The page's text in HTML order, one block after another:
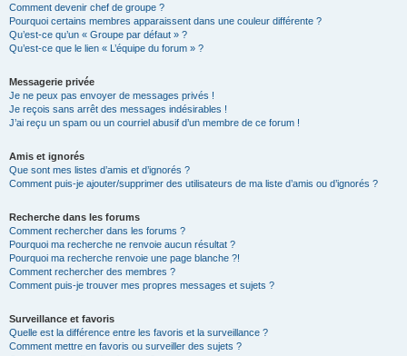
Comment devenir chef de groupe ?
Pourquoi certains membres apparaissent dans une couleur différente ?
Qu’est-ce qu’un « Groupe par défaut » ?
Qu’est-ce que le lien « L’équipe du forum » ?
Messagerie privée
Je ne peux pas envoyer de messages privés !
Je reçois sans arrêt des messages indésirables !
J’ai reçu un spam ou un courriel abusif d’un membre de ce forum !
Amis et ignorés
Que sont mes listes d’amis et d’ignorés ?
Comment puis-je ajouter/supprimer des utilisateurs de ma liste d’amis ou d’ignorés ?
Recherche dans les forums
Comment rechercher dans les forums ?
Pourquoi ma recherche ne renvoie aucun résultat ?
Pourquoi ma recherche renvoie une page blanche ?!
Comment rechercher des membres ?
Comment puis-je trouver mes propres messages et sujets ?
Surveillance et favoris
Quelle est la différence entre les favoris et la surveillance ?
Comment mettre en favoris ou surveiller des sujets ?